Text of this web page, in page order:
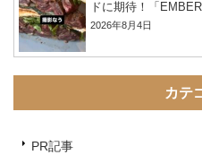
ドに期待！「
2026年8月4日
カテ
PR記事